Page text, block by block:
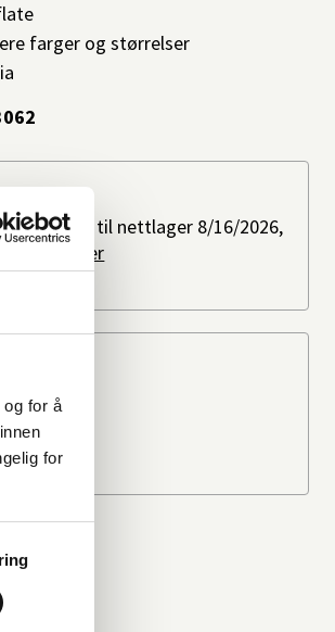
for å
for
Forventes til nettlager 8/16/2026,
Les mer
farger og størrelser